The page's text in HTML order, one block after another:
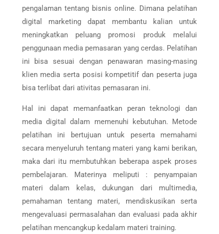
pengalaman tentang bisnis online. Dimana pelatihan
digital marketing dapat membantu kalian untuk
meningkatkan peluang promosi produk melalui
penggunaan media pemasaran yang cerdas. Pelatihan
ini bisa sesuai dengan penawaran masing-masing
klien media serta posisi kompetitif dan peserta juga
bisa terlibat dari ativitas pemasaran ini.
Hal ini dapat memanfaatkan peran teknologi dan
media digital dalam memenuhi kebutuhan. Metode
pelatihan ini bertujuan untuk peserta memahami
secara menyeluruh tentang materi yang kami berikan,
maka dari itu membutuhkan beberapa aspek proses
pembelajaran. Materinya meliputi : penyampaian
materi dalam kelas, dukungan dari multimedia,
pemahaman tentang materi, mendiskusikan serta
mengevaluasi permasalahan dan evaluasi pada akhir
pelatihan mencangkup kedalam materi training.